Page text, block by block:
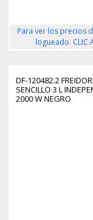
Para ver los precios
logueado. CLIC
DF-120482.2
SENCILLO 3 L
2000 W NEGRO